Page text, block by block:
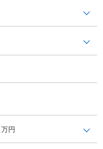
万円